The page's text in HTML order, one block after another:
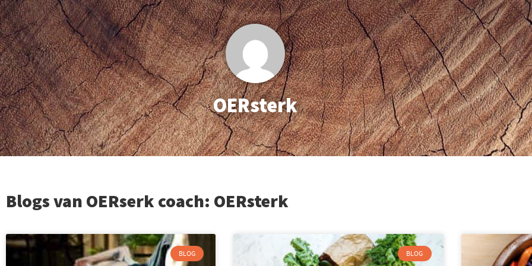
Ga
naar
de
inhoud
OERsterk
Blogs van OERserk coach: OERsterk
BLOG BLOG
PaginaPagina
Pagina
Pagina
Pagina